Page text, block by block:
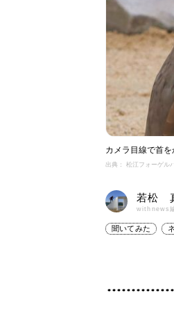
カメラ目線で首
出典： 松江フォーゲル
若松
withnews
聞いてみた